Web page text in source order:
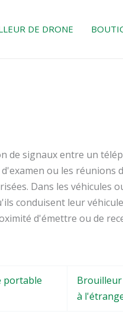
DE DRONE
de signaux entre un
ou les réunions
Dans les véhicules
conduisent leur
d'émettre ou de
portable
à